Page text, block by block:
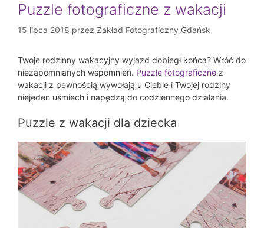
Puzzle fotograficzne z wakacji
15 lipca 2018 przez Zakład Fotograficzny Gdańsk
Twoje rodzinny wakacyjny wyjazd dobiegł końca? Wróć do
niezapomnianych wspomnień. Puzzle fotograficzne z
wakacji z pewnością wywołają u Ciebie i Twojej rodziny
niejeden uśmiech i napędzą do codziennego działania.
Puzzle z wakacji dla dziecka